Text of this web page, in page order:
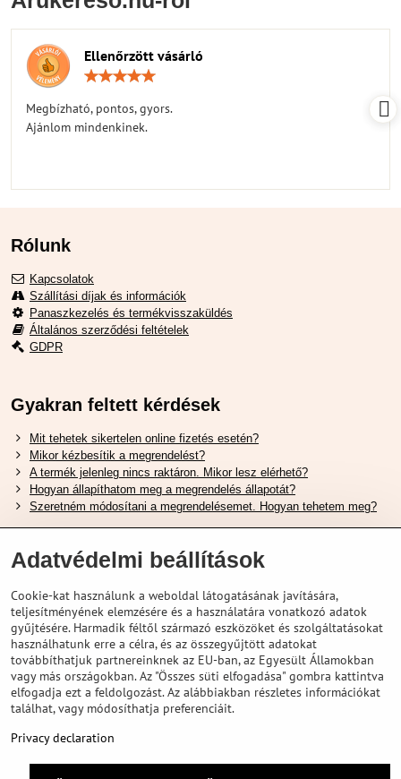
Ellenőrzött vásárló
Megbízható, pontos, gyors.
Ajánlom mindenkinek.
Rólunk
Kapcsolatok
Szállítási díjak és információk
Panaszkezelés és termékvisszaküldés
Általános szerződési feltételek
GDPR
Gyakran feltett kérdések
Mit tehetek sikertelen online fizetés esetén?
Mikor kézbesítik a megrendelést?
A termék jelenleg nincs raktáron. Mikor lesz elérhető?
Hogyan állapíthatom meg a megrendelés állapotát?
Szeretném módosítani a megrendelésemet. Hogyan tehetem meg?
Hasznos Linkek
Hogyan válasszuk ki a megfelelő felfüggesztési villát ?
Hogyan válasszuk ki a megfelelő méretű sisakot?
Shimano E-Bike Akkumulátor Útmutató
Schwalbe Tubeless Gumik Felfedezése
Adatvédelmi beállítások
Cookie-kat használunk a weboldal látogatásának javítására,
teljesítményének elemzésére és a használatára vonatkozó adatok
gyűjtésére. Harmadik féltől származó eszközöket és szolgáltatásokat
használhatunk erre a célra, és az összegyűjtött adatokat
továbbíthatjuk partnereinknek az EU-ban, az Egyesült Államokban
vagy más országokban. Az "Összes süti elfogadása" gombra kattintva
elfogadja ezt a feldolgozást. Az alábbiakban részletes információkat
találhat, vagy módosíthatja preferenciáit.
Privacy declaration